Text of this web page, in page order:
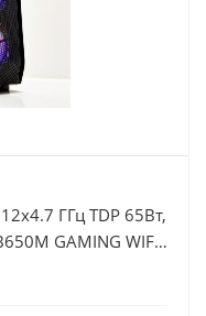
ГГц TDP 65Вт,
GAMING WIFI,
DDR5 16Gb,